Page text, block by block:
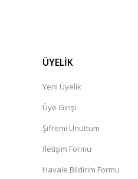
Helix HX7 10W-40
990,00 TL
ÜYELİK
Yeni Üyelik
Üye Girişi
Şifremi Unuttum
İletişim Formu
Havale Bildirim Formu